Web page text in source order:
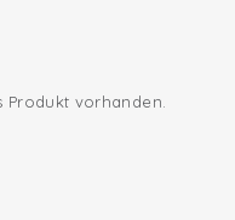
vorhanden.